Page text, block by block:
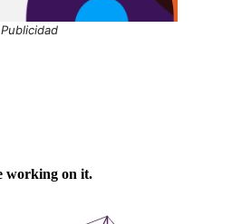
Publicidad